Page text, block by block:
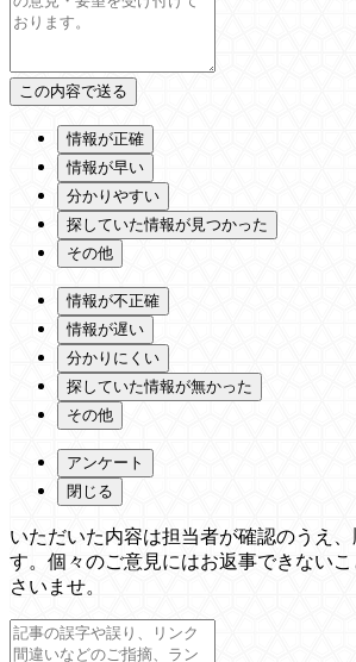
情報が正確
情報が早い
分かりやすい
探していた情報が見つかった
その他
情報が不正確
情報が遅い
分かりにくい
探していた情報が無かった
その他
アンケート
閉じる
いただいた内容は担当者が確認のうえ
す。個々のご意見にはお返事できない
さいませ。